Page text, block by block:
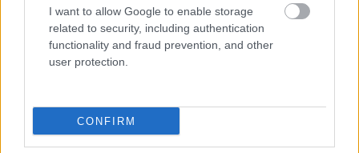
I want to allow Google to enable storage
related to security, including authentication
functionality and fraud prevention, and other
user protection.
CONFIRM
Δίαιτα vegan χαμηλών
λιπαρών βοηθά στην
απώλεια βάρους χωρίς